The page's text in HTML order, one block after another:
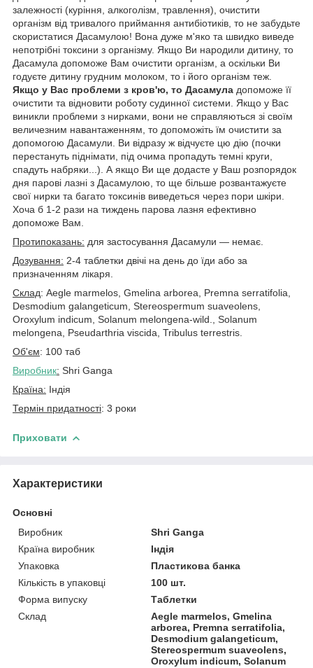
залежності (куріння, алкоголізм, травлення), очистити
організм від тривалого приймання антибіотиків, то не забудьте
скористатися Дасамулою! Вона дуже м'яко та швидко виведе
непотрібні токсини з організму. Якщо Ви народили дитину, то
Дасамула допоможе Вам очистити організм, а оскільки Ви
годуєте дитину грудним молоком, то і його організм теж.
Якщо у Вас проблеми з кров'ю, то Дасамула допоможе її
очистити та відновити роботу судинної системи. Якщо у Вас
виникли проблеми з нирками, вони не справляються зі своїм
величезним навантаженням, то допоможіть їм очистити за
допомогою Дасамули. Ви відразу ж відчуєте цю дію (почки
перестануть піднімати, під очима пропадуть темні круги,
спадуть набряки...). А якщо Ви ще додасте у Ваш розпорядок
дня парові лазні з Дасамулою, то ще більше розвантажуєте
свої нирки та багато токсинів виведеться через пори шкіри.
Хоча б 1-2 рази на тиждень парова лазня ефективно
допоможе Вам.
Протипоказань: для застосування Дасамули — немає.
Дозування: 2-4 таблетки двічі на день до їди або за
призначенням лікаря.
Склад: Aegle marmelos, Gmelina arborea, Premna serratifolia,
Desmodium galangeticum, Stereospermum suaveolens,
Oroxylum indicum, Solanum melongena-wild., Solanum
melongena, Pseudarthria viscida, Tribulus terrestris.
Об'єм: 100 таб
Виробник: Shri Ganga
Країна: Індія
Термін придатності: 3 роки
Приховати
Характеристики
Основні
Виробник
Shri Ganga
Країна виробник
Індія
Упаковка
Пластикова банка
Кількість в упаковці
100 шт.
Форма випуску
Таблетки
Склад
Aegle marmelos, Gmelina
arborea, Premna serratifolia,
Desmodium galangeticum,
Stereospermum suaveolens,
Oroxylum indicum, Solanum